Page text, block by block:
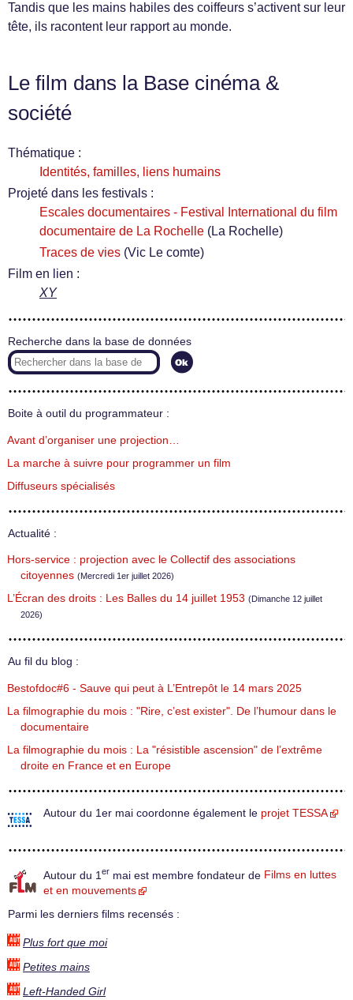
Tandis que les mains habiles des coiffeurs s’activent sur leur
tête, ils racontent leur rapport au monde.
Le film dans la Base cinéma &
société
Thématique :
Identités, familles, liens humains
Projeté dans les festivals :
Escales documentaires - Festival International du film
documentaire de La Rochelle (La Rochelle)
Traces de vies (Vic Le comte)
Film en lien :
XY
Recherche dans la base de données
Boite à outil du programmateur :
Avant d’organiser une projection…
La marche à suivre pour programmer un film
Diffuseurs spécialisés
Actualité :
Hors-service : projection avec le Collectif des associations
citoyennes (Mercredi 1er juillet 2026)
L’Écran des droits : Les Balles du 14 juillet 1953 (Dimanche 12 juillet
2026)
Au fil du blog :
Bestofdoc#6 - Sauve qui peut à L’Entrepôt le 14 mars 2025
La filmographie du mois : "Rire, c’est exister". De l’humour dans le
documentaire
La filmographie du mois : La "résistible ascension" de l’extrême
droite en France et en Europe
Autour du 1er mai coordonne également le projet TESSA
Autour du 1 er mai est membre fondateur de Films en luttes
et en mouvements
Parmi les derniers films recensés :
Plus fort que moi
Petites mains
Left-Handed Girl